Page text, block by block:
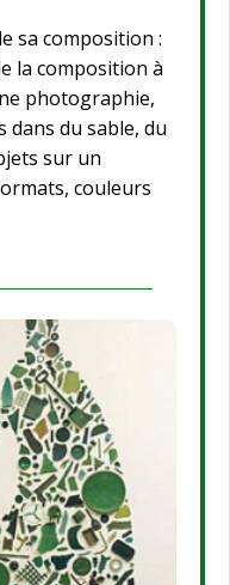
sa composition :
la composition à
photographie,
dans du sable, du
sur un
couleurs